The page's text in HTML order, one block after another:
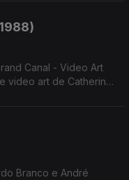
Canal - Video Art
video art de Catherine
Branco e André